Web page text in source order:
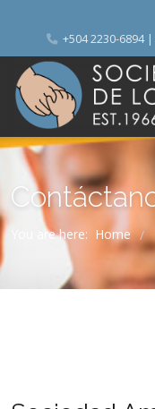
+504 2230-6894
You are here: Home /